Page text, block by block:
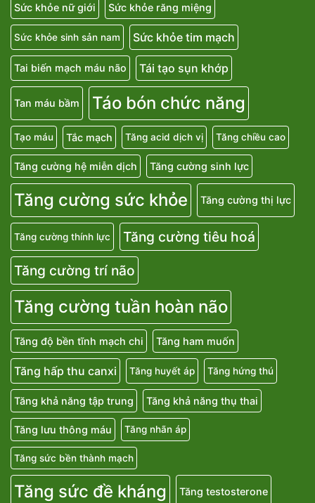
Sức khỏe nữ giới Sức khỏe răng miệng
Sức khỏe sinh sản nam Sức khỏe tim mạch
Tai biến mạch máu não Tái tạo sụn khớp
Tan máu bầm Táo bón chức năng
Tạo máu Tắc mạch Tăng acid dịch vị Tăng chiều cao
Tăng cường hệ miễn dịch Tăng cường sinh lực
Tăng cường sức khỏe Tăng cường thị lực
Tăng cường thính lực
Tăng cường tiêu hoá
Tăng cường trí não
Tăng cường tuần hoàn não
Tăng độ bền tĩnh mạch chi Tăng ham muốn
Tăng hấp thu canxi Tăng huyết áp Tăng hứng thú
Tăng khả năng tập trung Tăng khả năng thụ thai
Tăng lưu thông máu Tăng nhãn áp
Tăng sức bền thành mạch
Tăng sức đề kháng Tăng testosterone